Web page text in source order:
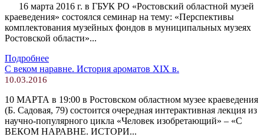
16 марта 2016 г. в ГБУК РО «Ростовский областной музей
краеведения» состоялся семинар на тему: «Перспективы
комплектования музейных фондов в муниципальных музеях
Ростовской области»...
Подробнее
С веком наравне. История ароматов XIX в.
10.03.2016
10 МАРТА в 19:00 в Ростовском областном музее краеведения
(Б. Садовая, 79) состоится очередная интерактивная лекция из
научно-популярного цикла «Человек изобретающий» – «С
ВЕКОМ НАРАВНЕ. ИСТОРИ...